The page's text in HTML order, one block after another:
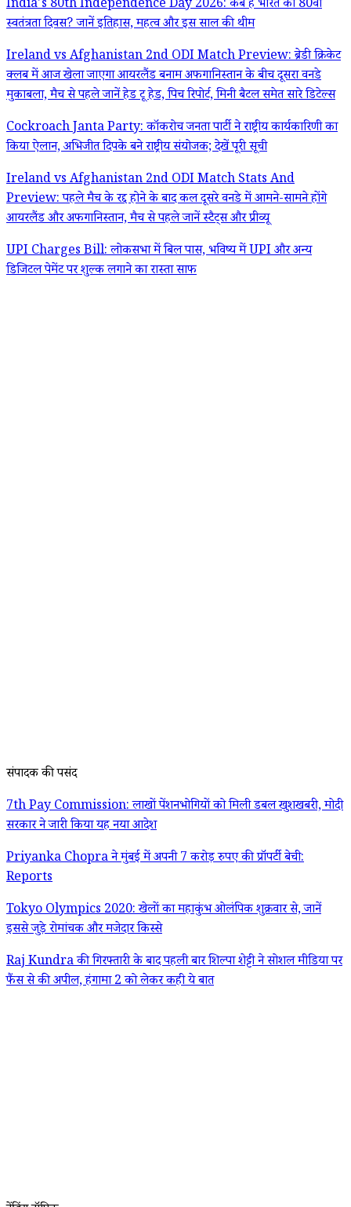
India's 80th Independence Day 2026: कब है भारत का 80वां
स्वतंत्रता दिवस? जानें इतिहास, महत्व और इस साल की थीम
Ireland vs Afghanistan 2nd ODI Match Preview: ब्रेडी क्रिकेट
क्लब में आज खेला जाएगा आयरलैंड बनाम अफगानिस्तान के बीच दूसरा वनडे
मुकाबला, मैच से पहले जानें हेड टू हेड, पिच रिपोर्ट, मिनी बैटल समेत सारे डिटेल्स
Cockroach Janta Party: कॉकरोच जनता पार्टी ने राष्ट्रीय कार्यकारिणी का
किया ऐलान, अभिजीत दिपके बने राष्ट्रीय संयोजक; देखें पूरी सूची
Ireland vs Afghanistan 2nd ODI Match Stats And
Preview: पहले मैच के रद्द होने के बाद कल दूसरे वनडे में आमने-सामने होंगे
आयरलैंड और अफगानिस्तान, मैच से पहले जानें स्टैट्स और प्रीव्यू
UPI Charges Bill: लोकसभा में बिल पास, भविष्य में UPI और अन्य
डिजिटल पेमेंट पर शुल्क लगाने का रास्ता साफ
संपादक की पसंद
7th Pay Commission: लाखों पेंशनभोगियों को मिली डबल खुशखबरी, मोदी
सरकार ने जारी किया यह नया आदेश
Priyanka Chopra ने मुंबई में अपनी 7 करोड़ रुपए की प्रॉपर्टी बेची:
Reports
Tokyo Olympics 2020: खेलों का महाकुंभ ओलंपिक शुक्रवार से, जानें
इससे जुड़े रोमांचक और मजेदार किस्से
Raj Kundra की गिरफ्तारी के बाद पहली बार शिल्पा शेट्टी ने सोशल मीडिया पर
फैंस से की अपील, हंगामा 2 को लेकर कही ये बात